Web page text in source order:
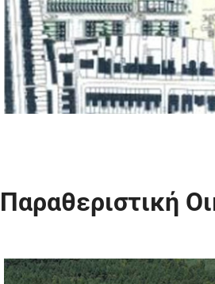
Παραθεριστική